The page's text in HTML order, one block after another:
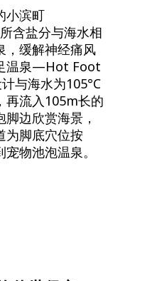
小滨町
含盐分与海水相
，缓解神经痛风
温泉—Hot Foot
与海水为105°C
再流入105m长的
边欣赏海景，
为脚底穴位按
物池泡温泉。